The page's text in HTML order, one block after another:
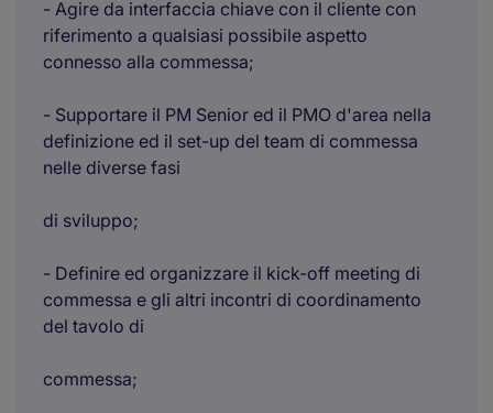
- Agire da interfaccia chiave con il cliente con
riferimento a qualsiasi possibile aspetto
connesso alla commessa;
- Supportare il PM Senior ed il PMO d'area nella
definizione ed il set-up del team di commessa
nelle diverse fasi
di sviluppo;
- Definire ed organizzare il kick-off meeting di
commessa e gli altri incontri di coordinamento
del tavolo di
commessa;